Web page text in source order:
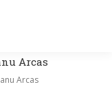
Arcas
Arcas